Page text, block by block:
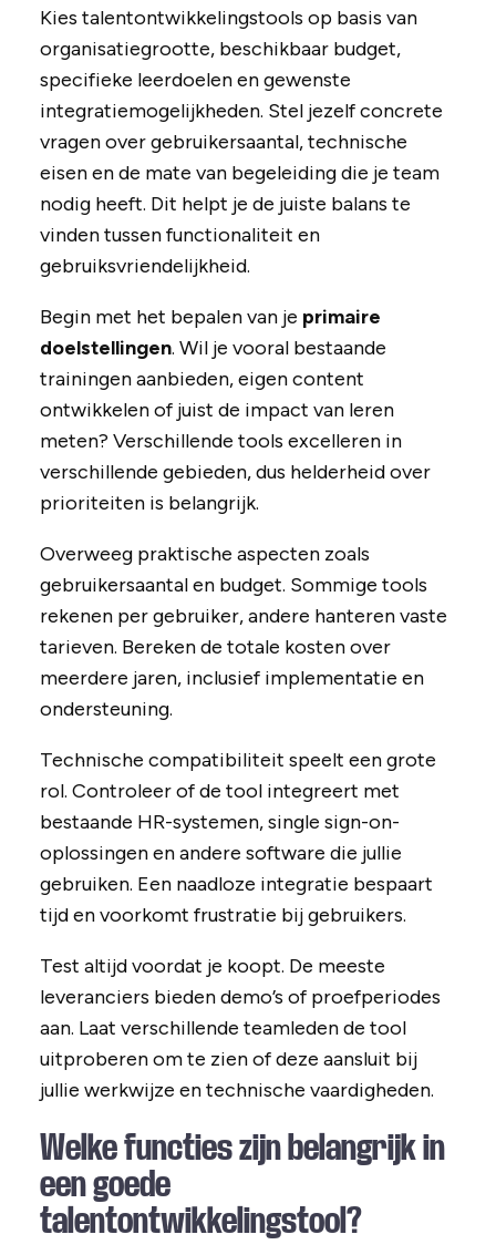
Kies talentontwikkelingstools op basis van
organisatiegrootte, beschikbaar budget,
specifieke leerdoelen en gewenste
integratiemogelijkheden. Stel jezelf concrete
vragen over gebruikersaantal, technische
eisen en de mate van begeleiding die je team
nodig heeft. Dit helpt je de juiste balans te
vinden tussen functionaliteit en
gebruiksvriendelijkheid.
Begin met het bepalen van je primaire
doelstellingen. Wil je vooral bestaande
trainingen aanbieden, eigen content
ontwikkelen of juist de impact van leren
meten? Verschillende tools excelleren in
verschillende gebieden, dus helderheid over
prioriteiten is belangrijk.
Overweeg praktische aspecten zoals
gebruikersaantal en budget. Sommige tools
rekenen per gebruiker, andere hanteren vaste
tarieven. Bereken de totale kosten over
meerdere jaren, inclusief implementatie en
ondersteuning.
Technische compatibiliteit speelt een grote
rol. Controleer of de tool integreert met
bestaande HR-systemen, single sign-on-
oplossingen en andere software die jullie
gebruiken. Een naadloze integratie bespaart
tijd en voorkomt frustratie bij gebruikers.
Test altijd voordat je koopt. De meeste
leveranciers bieden demo’s of proefperiodes
aan. Laat verschillende teamleden de tool
uitproberen om te zien of deze aansluit bij
jullie werkwijze en technische vaardigheden.
Welke functies zijn belangrijk in
een goede
talentontwikkelingstool?